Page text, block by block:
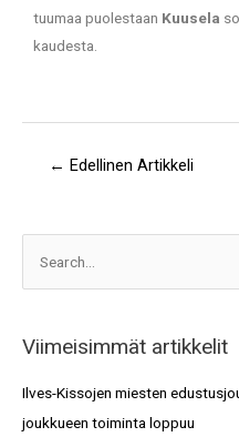
tuumaa puolestaan Kuusela
kaudesta.
← Edellinen Artikkeli
c
h
Viimeisimmät artikkelit
Ilves-Kissojen miesten
joukkueen toiminta loppuu
i
t
o